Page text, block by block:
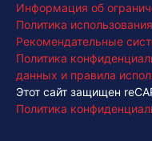
Информация об
Политика
Рекомендательные
Политика
данных и правила
Этот сайт защищен
Политика